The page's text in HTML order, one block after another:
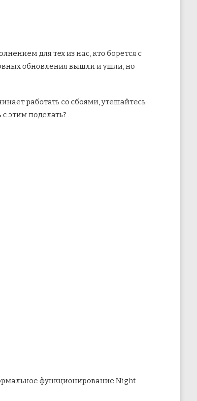
для тех из нас, кто борется с
обновления вышли и ушли, но
работать со сбоями, утешайтесь
этим поделать?
функционирование Night